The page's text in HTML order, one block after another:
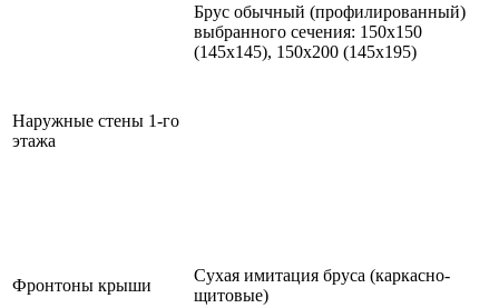
Наружные стены 1-го
этажа
Брус обычный (профилированный)
выбранного сечения: 150х150
(145х145), 150х200 (145х195)
Фронтоны крыши
Сухая имитация бруса (каркасно-
щитовые)